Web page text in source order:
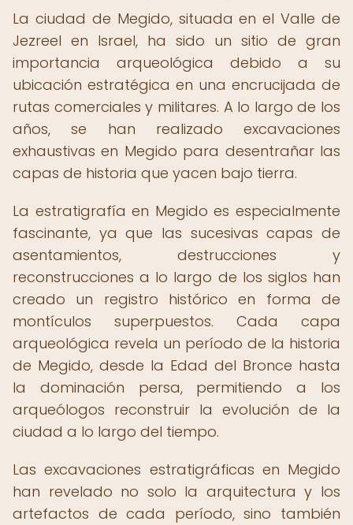
La ciudad de Megido, situada en el Valle de
Jezreel en Israel, ha sido un sitio de gran
importancia arqueológica debido a su
ubicación estratégica en una encrucijada de
rutas comerciales y militares. A lo largo de los
años, se han realizado excavaciones
exhaustivas en Megido para desentrañar las
capas de historia que yacen bajo tierra.
La estratigrafía en Megido es especialmente
fascinante, ya que las sucesivas capas de
asentamientos, destrucciones y
reconstrucciones a lo largo de los siglos han
creado un registro histórico en forma de
montículos superpuestos. Cada capa
arqueológica revela un período de la historia
de Megido, desde la Edad del Bronce hasta
la dominación persa, permitiendo a los
arqueólogos reconstruir la evolución de la
ciudad a lo largo del tiempo.
Las excavaciones estratigráficas en Megido
han revelado no solo la arquitectura y los
artefactos de cada período, sino también